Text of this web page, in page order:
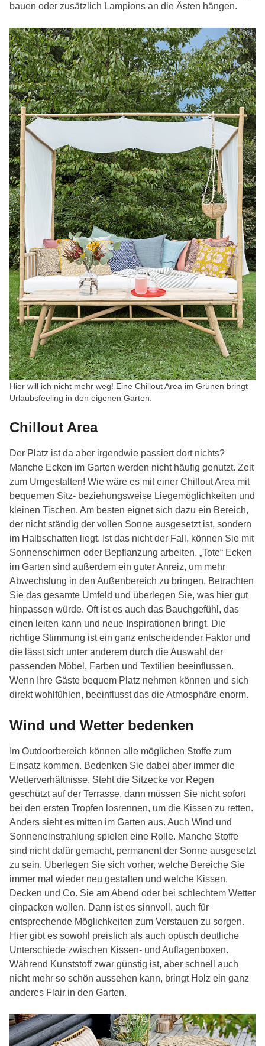
bauen oder zusätzlich Lampions an die Ästen hängen.
Hier will ich nicht mehr weg! Eine Chillout Area im Grünen bringt
Urlaubsfeeling in den eigenen Garten.
Chillout Area
Der Platz ist da aber irgendwie passiert dort nichts?
Manche Ecken im Garten werden nicht häufig genutzt. Zeit
zum Umgestalten! Wie wäre es mit einer Chillout Area mit
bequemen Sitz- beziehungsweise Liegemöglichkeiten und
kleinen Tischen. Am besten eignet sich dazu ein Bereich,
der nicht ständig der vollen Sonne ausgesetzt ist, sondern
im Halbschatten liegt. Ist das nicht der Fall, können Sie mit
Sonnenschirmen oder Bepflanzung arbeiten. „Tote“ Ecken
im Garten sind außerdem ein guter Anreiz, um mehr
Abwechslung in den Außenbereich zu bringen. Betrachten
Sie das gesamte Umfeld und überlegen Sie, was hier gut
hinpassen würde. Oft ist es auch das Bauchgefühl, das
einen leiten kann und neue Inspirationen bringt. Die
richtige Stimmung ist ein ganz entscheidender Faktor und
die lässt sich unter anderem durch die Auswahl der
passenden Möbel, Farben und Textilien beeinflussen.
Wenn Ihre Gäste bequem Platz nehmen können und sich
direkt wohlfühlen, beeinflusst das die Atmosphäre enorm.
Wind und Wetter bedenken
Im Outdoorbereich können alle möglichen Stoffe zum
Einsatz kommen. Bedenken Sie dabei aber immer die
Wetterverhältnisse. Steht die Sitzecke vor Regen
geschützt auf der Terrasse, dann müssen Sie nicht sofort
bei den ersten Tropfen losrennen, um die Kissen zu retten.
Anders sieht es mitten im Garten aus. Auch Wind und
Sonneneinstrahlung spielen eine Rolle. Manche Stoffe
sind nicht dafür gemacht, permanent der Sonne ausgesetzt
zu sein. Überlegen Sie sich vorher, welche Bereiche Sie
immer mal wieder neu gestalten und welche Kissen,
Decken und Co. Sie am Abend oder bei schlechtem Wetter
einpacken wollen. Dann ist es sinnvoll, auch für
entsprechende Möglichkeiten zum Verstauen zu sorgen.
Hier gibt es sowohl preislich als auch optisch deutliche
Unterschiede zwischen Kissen- und Auflagenboxen.
Während Kunststoff zwar günstig ist, aber schnell auch
nicht mehr so schön aussehen kann, bringt Holz ein ganz
anderes Flair in den Garten.